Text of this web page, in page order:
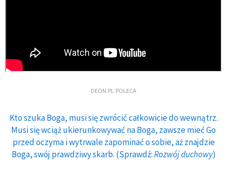
DEON.PL POLECA
Kto szuka Boga, musi się zwrócić całkowicie do wewnątrz.
Musi się wciąż ukierunkowywać na Boga, zawsze mieć Go
przed oczyma i wytrwale zapominać o sobie, aż znajdzie
Boga, swój prawdziwy skarb. (Sprawdź:Rozwój duchowy)